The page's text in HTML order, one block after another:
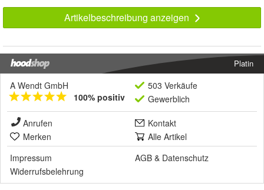
Artikelbeschreibung anzeigen
Platin
A Wendt GmbH
100% positiv
503 Verkäufe
Gewerblich
Anrufen
Kontakt
Merken
Alle Artikel
Impressum
AGB & Datenschutz
Widerrufsbelehrung